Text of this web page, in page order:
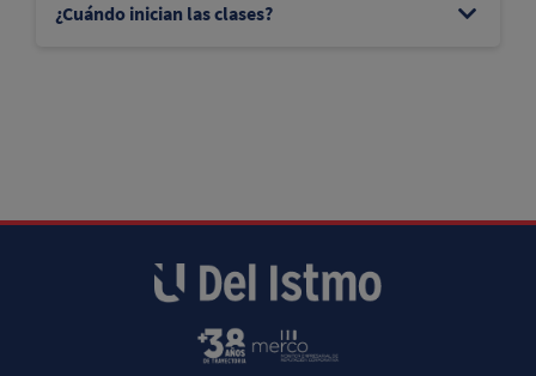
¿Cuándo inician las clases?